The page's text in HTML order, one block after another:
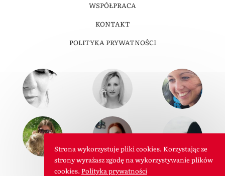
WSPÓŁPRACA
KONTAKT
POLITYKA PRYWATNOŚCI
Strona wykorzystuje pliki cookies. Korzystając ze
strony wyrażasz zgodę na wykorzystywanie plików
cookies. Polityka prywatności